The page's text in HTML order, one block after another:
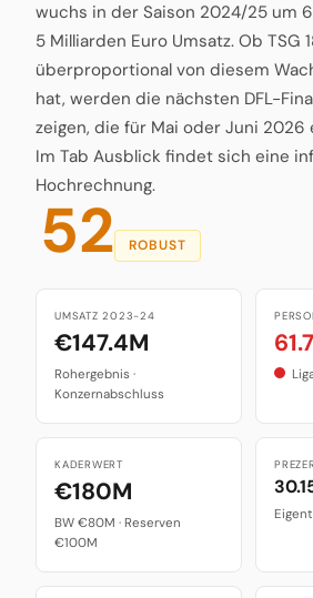
wuchs in der Saison 2024/25 um
5 Milliarden Euro Umsatz. Ob TSG
überproportional von diesem
hat, werden die nächsten DFL-
zeigen, die für Mai oder Juni
Im Tab Ausblick findet sich eine
Hochrechnung.
52 ROBUST
UMSATZ 2023-24
€147.4M
Rohergebnis ·
Konzernabschluss
KADERWERT
€180M
BW €80M · Reserven
€100M